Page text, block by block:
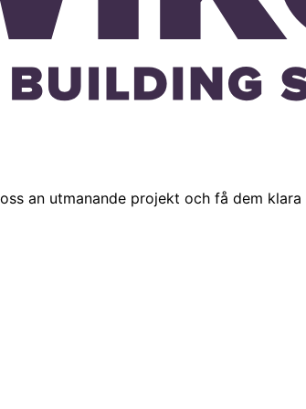
an utmanande projekt och få dem